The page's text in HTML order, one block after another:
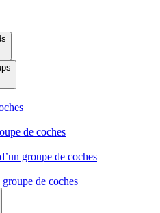
de coches
groupe de coches
de coches